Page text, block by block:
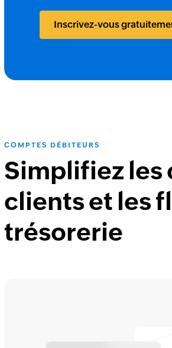
Inscrivez-vous
COMPTES DÉBITEURS
Simplifiez les
clients et les
trésorerie